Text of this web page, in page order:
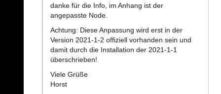
danke für die Info, im Anhang ist der
angepasste Node.
Achtung: Diese Anpassung wird erst in der
Version 2021-1-2 offiziell vorhanden sein und
damit durch die Installation der 2021-1-1
überschrieben!
Viele Grüße
Horst